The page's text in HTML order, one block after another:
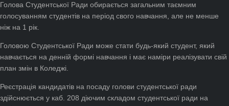
Голова Студентської Ради обирається загальним таємним
голосуванням студентів на період свого навчання, але не менше
ніж на 1 рік.
Головою Студентської Ради може стати будь-який студент, який
навчається на денній формі навчання і має наміри реалізувати свій
план змін в Коледжі.
Реєстрація кандидатів на посаду голови студентської ради
здійснюється у каб. 208 діючим складом студентської ради на